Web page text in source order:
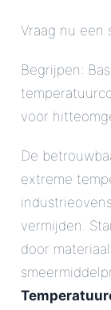
Vraag nu een
Begrijpen:
voor
De
extreme
vermijden.
door